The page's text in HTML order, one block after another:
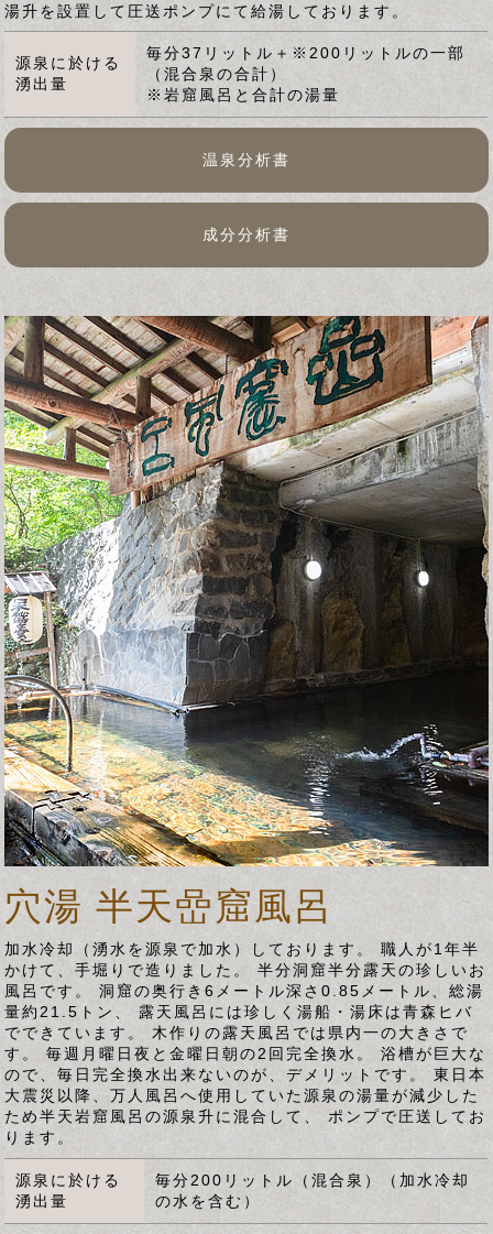
湯升を設置して圧送ポンプにて給湯しております。
源泉に於ける
湧出量
毎分37リットル＋※200リットルの一部
（混合泉の合計）
※岩窟風呂と合計の湯量
温泉分析書
成分分析書
穴湯 半天嵒窟風呂
加水冷却（湧水を源泉で加水）しております。 職人が1年半
かけて、手堀りで造りました。 半分洞窟半分露天の珍しいお
風呂です。 洞窟の奥行き6メートル深さ0.85メートル、総湯
量約21.5トン、 露天風呂には珍しく湯船・湯床は青森ヒバ
でできています。 木作りの露天風呂では県内一の大きさで
す。 毎週月曜日夜と金曜日朝の2回完全換水。 浴槽が巨大な
ので、毎日完全換水出来ないのが、デメリットです。 東日本
大震災以降、万人風呂へ使用していた源泉の湯量が減少した
ため半天岩窟風呂の源泉升に混合して、 ポンプで圧送してお
ります。
源泉に於ける
湧出量
毎分200リットル（混合泉）（加水冷却
の水を含む）